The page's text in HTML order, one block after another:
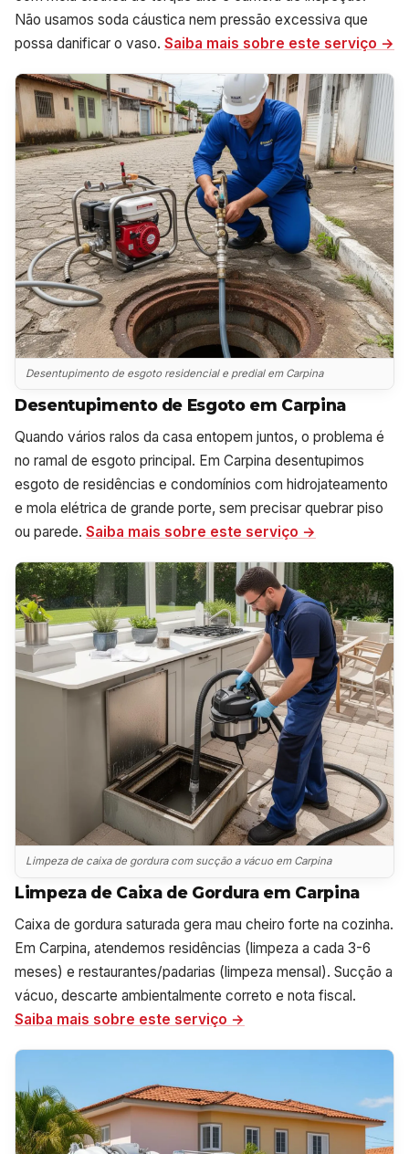
Não usamos soda cáustica nem pressão excessiva que
possa danificar o vaso. Saiba mais sobre este serviço →
Desentupimento de esgoto residencial e predial em Carpina
Desentupimento de Esgoto em Carpina
Quando vários ralos da casa entopem juntos, o problema é
no ramal de esgoto principal. Em Carpina desentupimos
esgoto de residências e condomínios com hidrojateamento
e mola elétrica de grande porte, sem precisar quebrar piso
ou parede. Saiba mais sobre este serviço →
Limpeza de caixa de gordura com sucção a vácuo em Carpina
Limpeza de Caixa de Gordura em Carpina
Caixa de gordura saturada gera mau cheiro forte na cozinha.
Em Carpina, atendemos residências (limpeza a cada 3-6
meses) e restaurantes/padarias (limpeza mensal). Sucção a
vácuo, descarte ambientalmente correto e nota fiscal.
Saiba mais sobre este serviço →